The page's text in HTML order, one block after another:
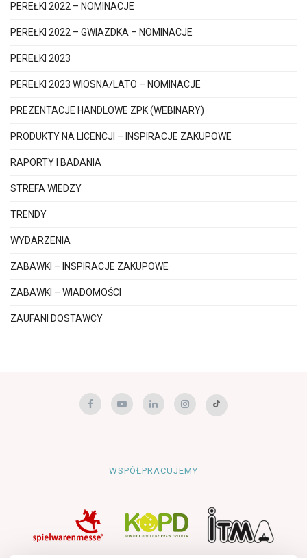
PEREŁKI 2022 – NOMINACJE
PEREŁKI 2022 – GWIAZDKA – NOMINACJE
PEREŁKI 2023
PEREŁKI 2023 WIOSNA/LATO – NOMINACJE
PREZENTACJE HANDLOWE ZPK (WEBINARY)
PRODUKTY NA LICENCJI – INSPIRACJE ZAKUPOWE
RAPORTY I BADANIA
STREFA WIEDZY
TRENDY
WYDARZENIA
ZABAWKI – INSPIRACJE ZAKUPOWE
ZABAWKI – WIADOMOŚCI
ZAUFANI DOSTAWCY
WSPÓŁPRACUJEMY